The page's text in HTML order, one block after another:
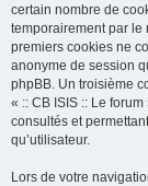
certain nombre de
temporairement par le
premiers cookies ne
anonyme de session
phpBB. Un troisième
« :: CB ISIS :: Le
consultés et
qu’utilisateur.
Lors de votre